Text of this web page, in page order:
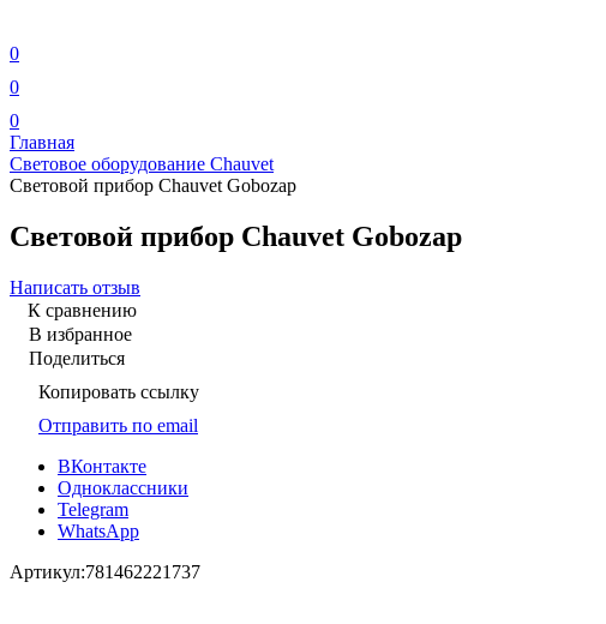
0
0
0
Главная
Cветовое оборудование Chauvet
Световой прибор Chauvet Gobozap
Световой прибор Chauvet Gobozap
Написать отзыв
К сравнению
В избранное
Поделиться
Копировать ссылку
Отправить по email
ВКонтакте
Одноклассники
Telegram
WhatsApp
Артикул:781462221737